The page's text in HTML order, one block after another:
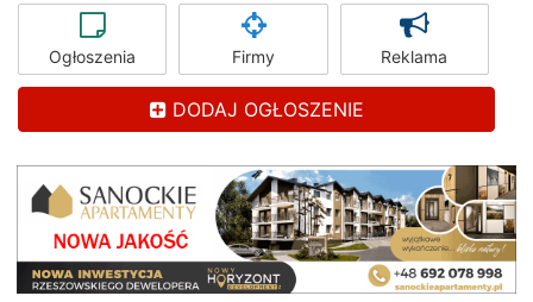
Ogłoszenia Firmy Reklama
DODAJ OGŁOSZENIE